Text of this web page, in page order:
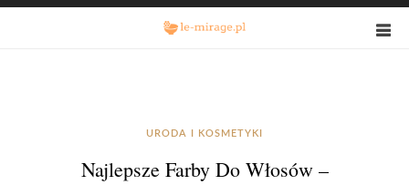
URODA I KOSMETYKI
Najlepsze Farby Do Włosów –